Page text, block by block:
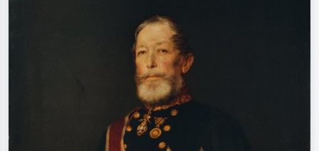
impressionnisme, vague de Hokusai,
tableau sombre, nu debout près d'un